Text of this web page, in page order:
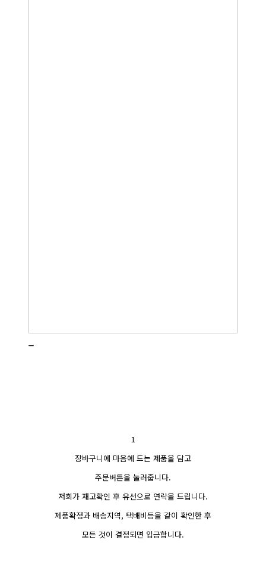
1
장바구니에 마음에 드는 제품을 담고
주문버튼을 눌러줍니다.
저희가 재고확인 후 유선으로 연락을 드립니다.
제품확정과 배송지역, 택배비등을 같이 확인한 후
모든 것이 결정되면 입금합니다.